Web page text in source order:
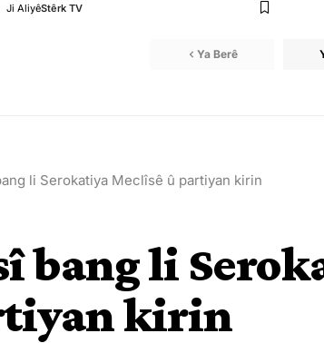
Ji AliyêStêrk TV
Ya Berê
li Serokatiya Meclîsê û partiyan kirin
bang li
kirin